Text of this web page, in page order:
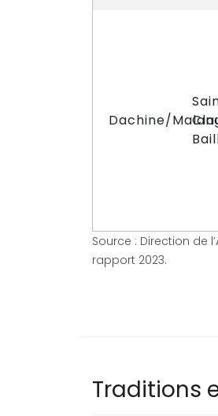
Dachine/
Source : Direction de
rapport 2023.
Traditions